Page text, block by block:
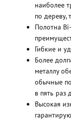
наиболее
по дереву,
Полотна
Гибкие и
Более
металлу
обычные
в пять раз
Высокая